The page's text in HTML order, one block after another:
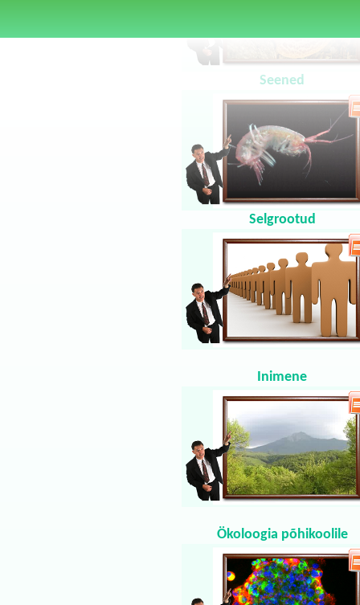
Seened
Selgrootud
Inimene
Ökoloogia põhikoolile